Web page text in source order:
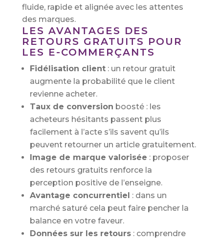
fluide, rapide et alignée avec les attentes
des marques.
LES AVANTAGES DES
RETOURS GRATUITS POUR
LES E-COMMERÇANTS
Fidélisation client: un retour gratuit
augmente la probabilité que le client
revienne acheter.
Taux de conversion boosté : les
acheteurs hésitants passent plus
facilement à l’acte s’ils savent qu’ils
peuvent retourner un article gratuitement.
Image de marque valorisée : proposer
des retours gratuits renforce la
perception positive de l’enseigne.
Avantage concurrentiel : dans un
marché saturé cela peut faire pencher la
balance en votre faveur.
Données sur les retours: comprendre